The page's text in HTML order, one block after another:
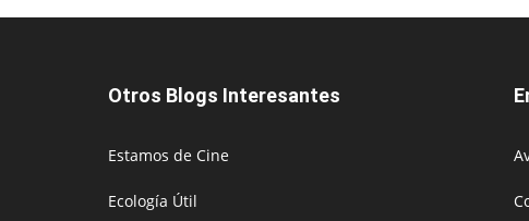
Otros Blogs Interesantes
Estamos de Cine
Ecología Útil